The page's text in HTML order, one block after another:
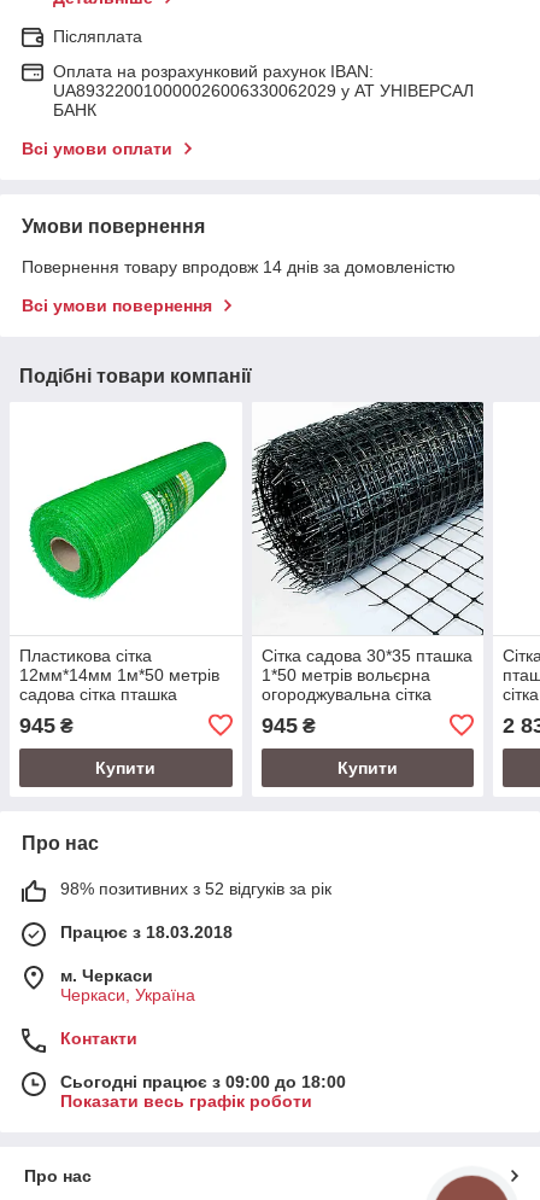
Післяплата
Оплата на розрахунковий рахунок IBAN:
UA893220010000026006330062029 у АТ УНІВЕРСАЛ
БАНК
Всі умови оплати
Умови повернення
Повернення товару впродовж 14 днів за домовленістю
Всі умови повернення
Подібні товари компанії
Пластикова сітка
12мм*14мм 1м*50 метрів
садова сітка пташка
945 ₴
Купити
Сітка садова 30*35 пташка
1*50 метрів вольєрна
огороджувальна сітка
945₴
Купити
2
Про нас
98% позитивних з 52 відгуків за рік
Працює з 18.03.2018
м. Черкаси
Черкаси, Україна
Контакти
Сьогодні працює з 09:00 до 18:00
Показати весь графік роботи
Про нас